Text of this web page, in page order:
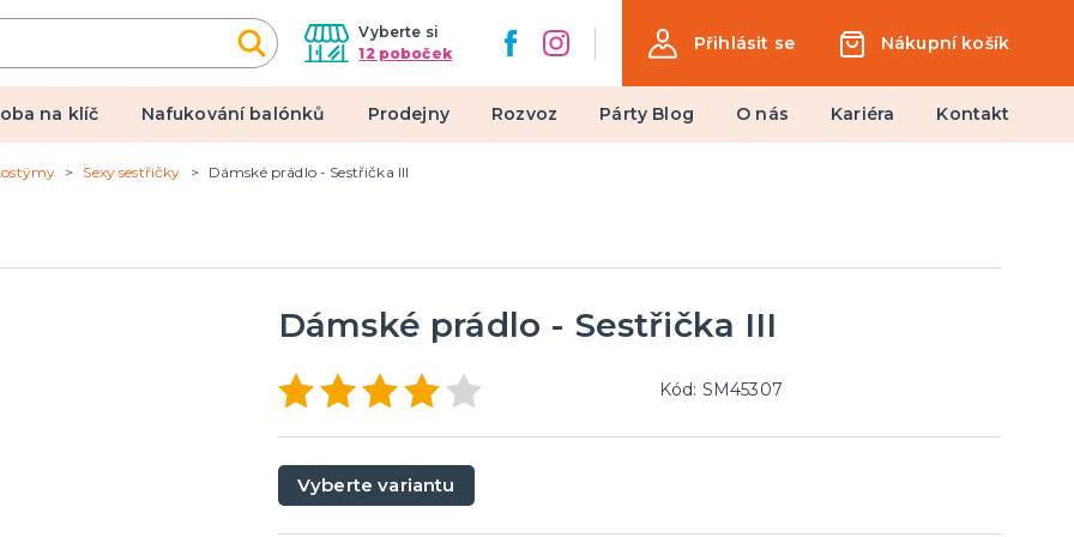
Vyberte si
12 poboček
Přihlásit se Nákupní košík
na klíč Nafukování balónků Prodejny Rozvoz Párty Blog O nás Kariéra Kontakt
Sexy sestřičky Dámské prádlo - Sestřička III
Dámské prádlo - Sestřička III
Kód: SM45307
Vyberte variantu